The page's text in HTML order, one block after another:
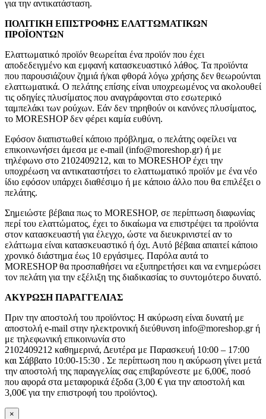
για την αντικατάσταση.
ΠΟΛΙΤΙΚΗ ΕΠΙΣΤΡΟΦΗΣ ΕΛΑΤΤΩΜΑΤΙΚΩΝ
ΠΡΟΪΟΝΤΩΝ
Ελαττωματικό προϊόν θεωρείται ένα προϊόν που έχει
αποδεδειγμένο και εμφανή κατασκευαστικό λάθος. Τα προϊόντα
που παρουσιάζουν ζημιά ή/και φθορά λόγω χρήσης δεν θεωρούνται
ελαττωματικά. Ο πελάτης επίσης είναι υποχρεωμένος να ακολουθεί
τις οδηγίες πλυσίματος που αναγράφονται στο εσωτερικό
ταμπελάκι των ρούχων. Εάν δεν τηρηθούν οι κανόνες πλυσίματος,
το MORESHOP δεν φέρει καμία ευθύνη.
Εφόσον διαπιστωθεί κάποιο πρόβλημα, ο πελάτης οφείλει να
επικοινωνήσει άμεσα με e-mail (info@moreshop.gr) ή με
τηλέφωνο στο 2102409212, και το MORESHOP έχει την
υποχρέωση να αντικαταστήσει το ελαττωματικό προϊόν με ένα νέο
ίδιο εφόσον υπάρχει διαθέσιμο ή με κάποιο άλλο που θα επιλέξει ο
πελάτης.
Σημειώστε βέβαια πως το MORESHOP, σε περίπτωση διαφωνίας
περί του ελαττώματος, έχει το δικαίωμα να επιστρέψει τα προϊόντα
στον κατασκευαστή για έλεγχο, ώστε να διευκρινιστεί αν το
ελάττωμα είναι κατασκευαστικό ή όχι. Αυτό βέβαια απαιτεί κάποιο
χρονικό διάστημα έως 10 εργάσιμες. Παρόλα αυτά το
MORESHOP θα προσπαθήσει να εξυπηρετήσει και να ενημερώσει
τον πελάτη για την εξέλιξη της διαδικασίας το συντομότερο δυνατό.
ΑΚΥΡΩΣΗ ΠΑΡΑΓΓΕΛΙΑΣ
Πριν την αποστολή του προϊόντος: Η ακύρωση είναι δυνατή με
αποστολή e-mail στην ηλεκτρονική διεύθυνση info@moreshop.gr ή
με τηλεφωνική επικοινωνία στο
2102409212 καθημερινά, Δευτέρα με Παρασκευή 10:00 – 17:00
και Σάββατο 10:00-15:30 . Σε περίπτωση που η ακύρωση γίνει μετά
την αποστολή της παραγγελίας σας επιβαρύνεστε με 6,00€, ποσό
που αφορά στα μεταφορικά έξοδα (3,00 € για την αποστολή και
3,00€ για την επιστροφή του προϊόντος).
×